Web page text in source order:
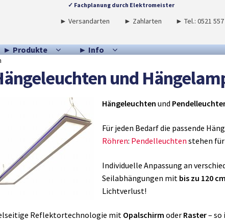
✓ Fachplanung durch Elektromeister
► Versandarten ► Zahlarten ► Tel.: 0521 557
► Produkte ► Info
und
Hängeleuchten und
Für jeden Bedarf die passende
Röhren: Pendelleuchten stehen
Individuelle Anpassung an
Seilabhängungen mit bis zu 120
Lichtverlust!
Reflektortechnologie mit Opalschirm oder Raster– so